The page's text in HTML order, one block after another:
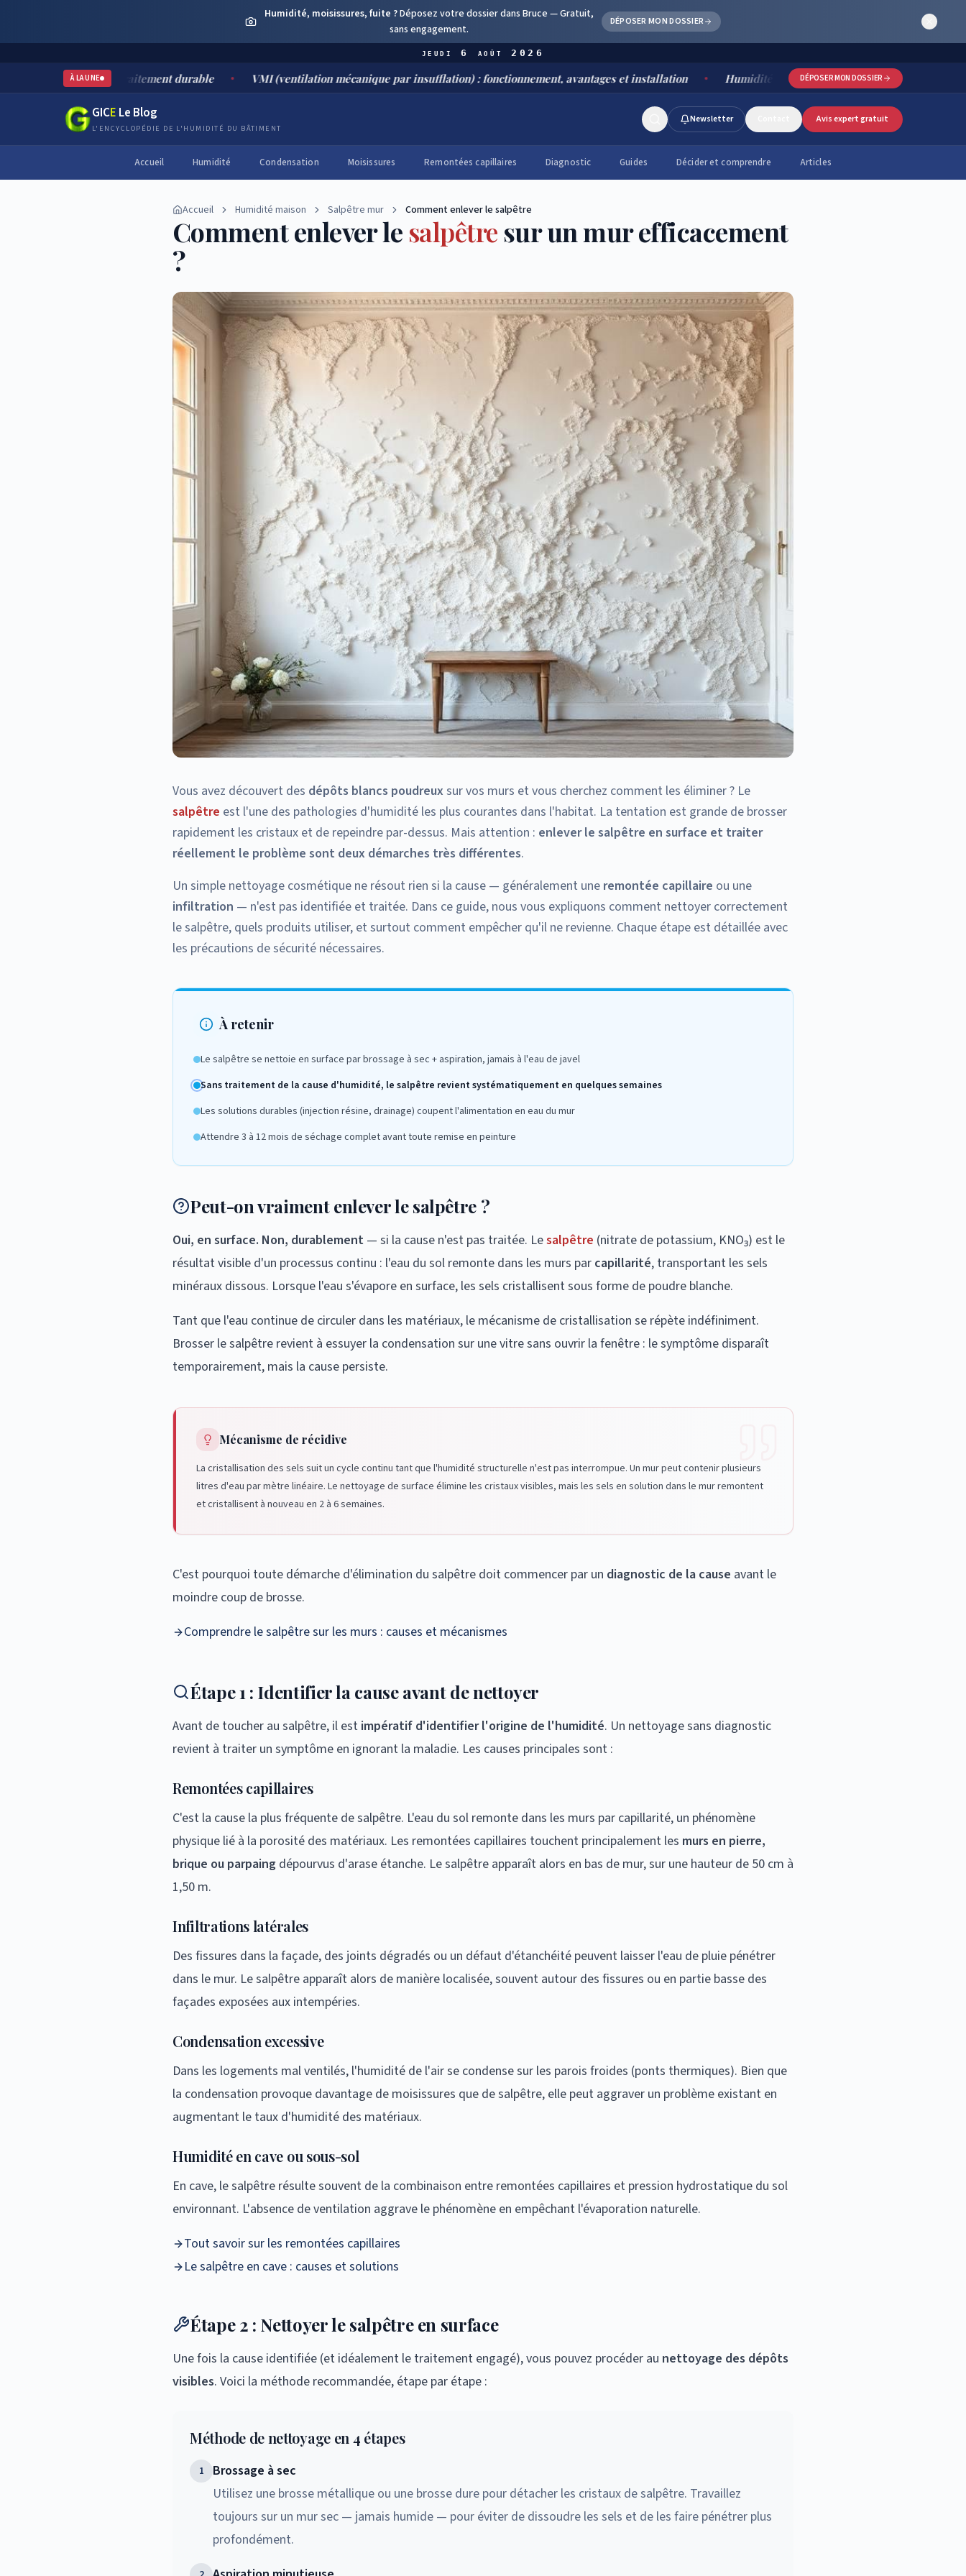
Humidité, moisissures, fuite ?Déposez votre dossier dans Bruce —Gratuit,
sans engagement.
DÉPOSER MON DOSSIER
jeudi 6 août 2026
À LA UNE
risques et traitement durable VMI (ventilation mécanique par insufflation) : fonctionnement, avantages et installation Humidité salle de bain : causes, risques et solutions
DÉPOSER MON DOSSIER
GICE Le Blog
L'ENCYCLOPÉDIE DE L'HUMIDITÉ DU BÂTIMENT
Newsletter Avis expert gratuit
Accueil Humidité Condensation Moisissures Remontées capillaires Diagnostic Guides Décider et comprendre Articles
Accueil Humidité maison Salpêtre mur Comment enlever le salpêtre
Comment enlever le salpêtre sur un mur efficacement
?
Vous avez découvert des dépôts blancs poudreux sur vos murs et vous cherchez comment les éliminer ? Le
salpêtre est l'une des pathologies d'humidité les plus courantes dans l'habitat. La tentation est grande de brosser
rapidement les cristaux et de repeindre par-dessus. Mais attention : enlever le salpêtre en surface et traiter
réellement le problème sont deux démarches très différentes.
Un simple nettoyage cosmétique ne résout rien si la cause — généralement une remontée capillaire ou une
infiltration — n'est pas identifiée et traitée. Dans ce guide, nous vous expliquons comment nettoyer correctement
le salpêtre, quels produits utiliser, et surtout comment empêcher qu'il ne revienne. Chaque étape est détaillée avec
les précautions de sécurité nécessaires.
À retenir
Le salpêtre se nettoie en surface par brossage à sec + aspiration, jamais à l'eau de javel
Sans traitement de la cause d'humidité, le salpêtre revient systématiquement en quelques semaines
Les solutions durables (injection résine, drainage) coupent l'alimentation en eau du mur
Attendre 3 à 12 mois de séchage complet avant toute remise en peinture
Peut-on vraiment enlever le salpêtre ?
Oui, en surface. Non, durablement — si la cause n'est pas traitée. Lesalpêtre (nitrate de potassium, KNO₃) est le
résultat visible d'un processus continu : l'eau du sol remonte dans les murs par capillarité, transportant les sels
minéraux dissous. Lorsque l'eau s'évapore en surface, les sels cristallisent sous forme de poudre blanche.
Tant que l'eau continue de circuler dans les matériaux, le mécanisme de cristallisation se répète indéfiniment.
Brosser le salpêtre revient à essuyer la condensation sur une vitre sans ouvrir la fenêtre : le symptôme disparaît
temporairement, mais la cause persiste.
Mécanisme de récidive
La cristallisation des sels suit un cycle continu tant que l'humidité structurelle n'est pas interrompue. Un mur peut contenir plusieurs
litres d'eau par mètre linéaire. Le nettoyage de surface élimine les cristaux visibles, mais les sels en solution dans le mur remontent
et cristallisent à nouveau en 2 à 6 semaines.
C'est pourquoi toute démarche d'élimination du salpêtre doit commencer par un diagnostic de la cause avant le
moindre coup de brosse.
Comprendre le salpêtre sur les murs : causes et mécanismes
Étape 1 : Identifier la cause avant de nettoyer
Avant de toucher au salpêtre, il est impératif d'identifier l'origine de l'humidité. Un nettoyage sans diagnostic
revient à traiter un symptôme en ignorant la maladie. Les causes principales sont :
Remontées capillaires
C'est la cause la plus fréquente de salpêtre. L'eau du sol remonte dans les murs par capillarité, un phénomène
physique lié à la porosité des matériaux. Les remontées capillaires touchent principalement les murs en pierre,
brique ou parpaing dépourvus d'arase étanche. Le salpêtre apparaît alors en bas de mur, sur une hauteur de 50 cm à
1,50 m.
Infiltrations latérales
Des fissures dans la façade, des joints dégradés ou un défaut d'étanchéité peuvent laisser l'eau de pluie pénétrer
dans le mur. Le salpêtre apparaît alors de manière localisée, souvent autour des fissures ou en partie basse des
façades exposées aux intempéries.
Condensation excessive
Dans les logements mal ventilés, l'humidité de l'air se condense sur les parois froides (ponts thermiques). Bien que
la condensation provoque davantage de moisissures que de salpêtre, elle peut aggraver un problème existant en
augmentant le taux d'humidité des matériaux.
Humidité en cave ou sous-sol
En cave, le salpêtre résulte souvent de la combinaison entre remontées capillaires et pression hydrostatique du sol
environnant. L'absence de ventilation aggrave le phénomène en empêchant l'évaporation naturelle.
Tout savoir sur les remontées capillaires
Le salpêtre en cave : causes et solutions
Étape 2 : Nettoyer le salpêtre en surface
Une fois la cause identifiée (et idéalement le traitement engagé), vous pouvez procéder au nettoyage des dépôts
visibles. Voici la méthode recommandée, étape par étape :
Méthode de nettoyage en 4 étapes
1
Brossage à sec
Utilisez une brosse métallique ou une brosse dure pour détacher les cristaux de salpêtre. Travaillez
toujours sur un mur sec — jamais humide — pour éviter de dissoudre les sels et de les faire pénétrer plus
profondément.